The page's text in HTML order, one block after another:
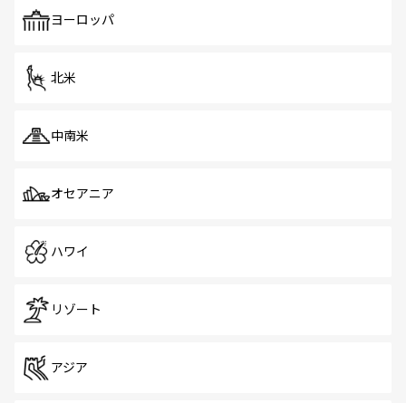
で、ホーカーズは地元の風情を楽しめる外せないスポット
ヨーロッパ
北米
中南米
オセアニア
ハワイ
リゾート
アジア